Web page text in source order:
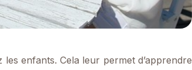
enfants. Cela leur permet d’apprendre